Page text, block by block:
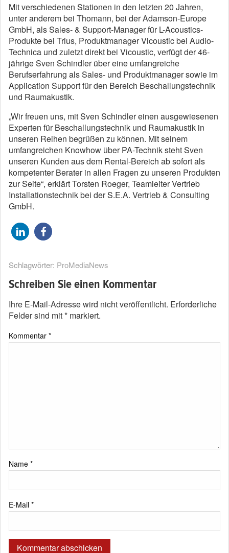
Mit verschiedenen Stationen in den letzten 20 Jahren,
unter anderem bei Thomann, bei der Adamson-Europe
GmbH, als Sales- & Support-Manager für L-Acoustics-
Produkte bei Trius, Produktmanager Vicoustic bei Audio-
Technica und zuletzt direkt bei Vicoustic, verfügt der 46-
jährige Sven Schindler über eine umfangreiche
Berufserfahrung als Sales- und Produktmanager sowie im
Application Support für den Bereich Beschallungstechnik
und Raumakustik.
„Wir freuen uns, mit Sven Schindler einen ausgewiesenen
Experten für Beschallungstechnik und Raumakustik in
unseren Reihen begrüßen zu können. Mit seinem
umfangreichen Knowhow über PA-Technik steht Sven
unseren Kunden aus dem Rental-Bereich ab sofort als
kompetenter Berater in allen Fragen zu unseren Produkten
zur Seite“, erklärt Torsten Roeger, Teamleiter Vertrieb
Installationstechnik bei der S.E.A. Vertrieb & Consulting
GmbH.
Schlagwörter: ProMediaNews
Schreiben Sie einen Kommentar
Ihre E-Mail-Adresse wird nicht veröffentlicht. Erforderliche
Felder sind mit* markiert.
Kommentar *
Name *
E-Mail *